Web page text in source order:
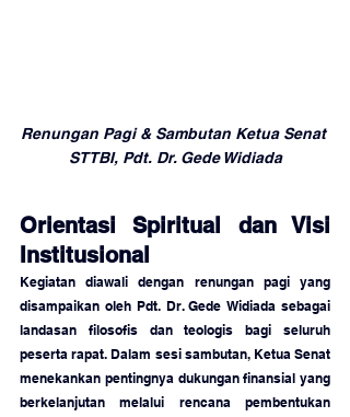
Renungan Pagi & Sambutan Ketua Senat
STTBI, Pdt. Dr. Gede Widiada
Orientasi Spiritual dan Visi
Institusional
Kegiatan diawali dengan renungan pagi yang
disampaikan oleh Pdt. Dr. Gede Widiada sebagai
landasan filosofis dan teologis bagi seluruh
peserta rapat. Dalam sesi sambutan, Ketua Senat
menekankan pentingnya dukungan finansial yang
berkelanjutan melalui rencana pembentukan